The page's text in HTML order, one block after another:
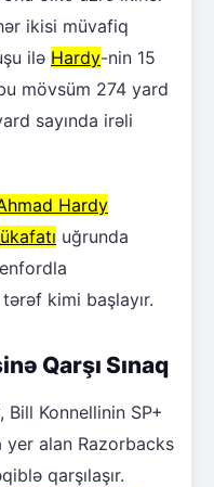
ikisi müvafiq
ilə Hardy-nin 15
mövsüm 274 yard
sayında irəli
Hardy
uğrunda
kimi başlayır.
Qarşı Sınaq
Konnellinin SP+
yer alan Razorbacks
qarşılaşır.